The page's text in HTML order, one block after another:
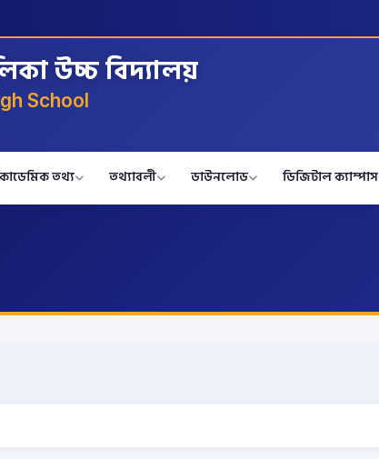
উচ্চ বিদ্যালয়
School
তথ্য তথ্যাবলী ডাউনলোড ডিজিটাল ক্যাম্পাস